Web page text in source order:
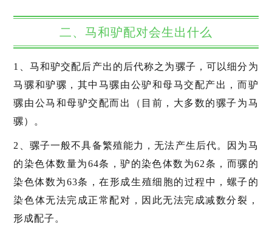
二、马和驴配对会生出什么
1、马和驴交配后产出的后代称之为骡子，可以细分为
马骡和驴骡，其中马骡由公驴和母马交配产出，而驴
骡由公马和母驴交配而出（目前，大多数的骡子为马
骡）。
2、骡子一般不具备繁殖能力，无法产生后代。因为马
的染色体数量为64条，驴的染色体数为62条，而骡的
染色体数为63条，在形成生殖细胞的过程中，螺子的
染色体无法完成正常配对，因此无法完成减数分裂，
形成配子。